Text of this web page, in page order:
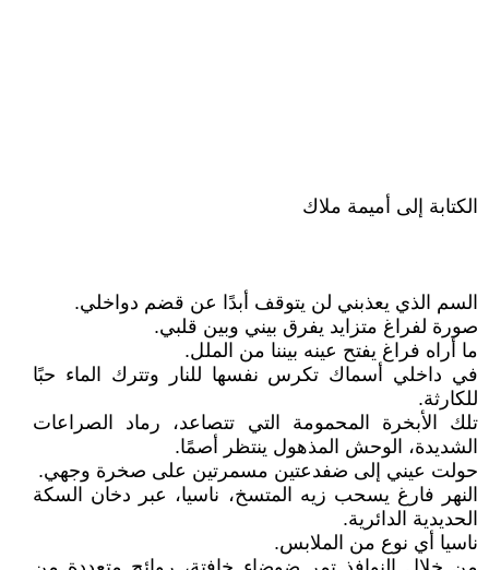
الكتابة إلى أميمة ملاك
السم الذي يعذبني لن يتوقف أبدًا عن قضم دواخلي.
صورة لفراغ متزايد يفرق بيني وبين قلبي.
ما أراه فراغ يفتح عينه بيننا من الملل.
في داخلي أسماك تكرس نفسها للنار وتترك الماء حبًا
للكارثة.
تلك الأبخرة المحمومة التي تتصاعد، رماد الصراعات
الشديدة، الوحش المذهول ينتظر أصمًا.
حولت عيني إلى ضفدعتين مسمرتين على صخرة وجهي.
النهر فارغ يسحب زيه المتسخ، ناسيا، عبر دخان السكة
الحديدية الدائرية.
ناسيا أي نوع من الملابس.